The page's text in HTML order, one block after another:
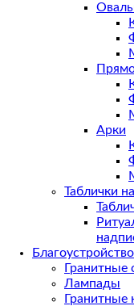
Арки
Таблички
Благоустройство
Гранитные
Лампады
Гранитные